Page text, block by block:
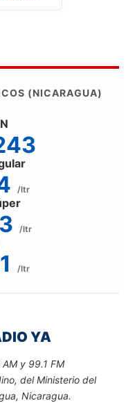
(NICARAGUA)
/ltr
/ltr
/ltr
YA
y 99.1 FM
del Ministerio del
Nicaragua.